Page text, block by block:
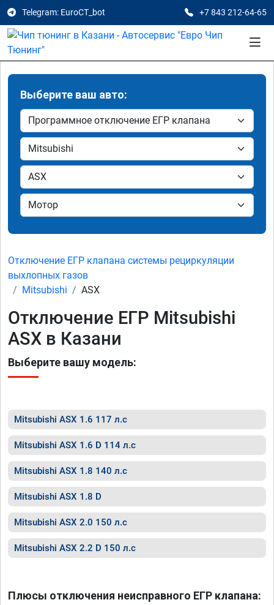
Telegram: EuroCT_bot +7 843 212-64-65
Выберите ваш авто:
Отключение ЕГР клапана системы рециркуляции
выхлопных газов
Mitsubishi
ASX
Отключение ЕГР Mitsubishi
ASX в Казани
Выберите вашу модель:
Mitsubishi ASX 1.6 117 л.с
Mitsubishi ASX 1.6 D 114 л.с
Mitsubishi ASX 1.8 140 л.с
Mitsubishi ASX 1.8 D
Mitsubishi ASX 2.0 150 л.с
Mitsubishi ASX 2.2 D 150 л.с
Плюсы отключения неисправного ЕГР клапана: